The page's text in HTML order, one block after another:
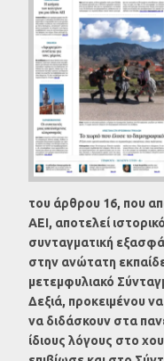
του άρθρου 16, που
ΑΕΙ, αποτελεί
συνταγματική
στην ανώτατη
μετεμφυλιακό
Δεξιά, προκειμένου
να διδάσκουν στα
ίδιους λόγους στο